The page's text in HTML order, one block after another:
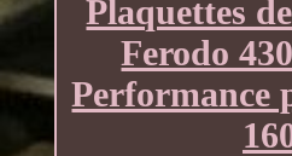
Plaquettes
Ferodo
Performance